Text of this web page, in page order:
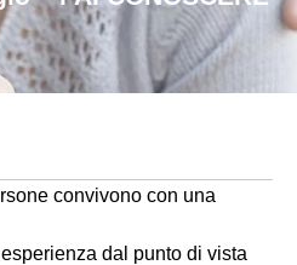
convivono con una
dal punto di vista